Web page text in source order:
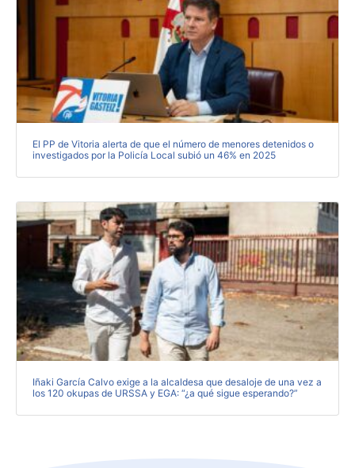
El PP de Vitoria alerta de que el número de menores detenidos o
investigados por la Policía Local subió un 46% en 2025
Iñaki García Calvo exige a la alcaldesa que desaloje de una vez a
los 120 okupas de URSSA y EGA: “¿a qué sigue esperando?”